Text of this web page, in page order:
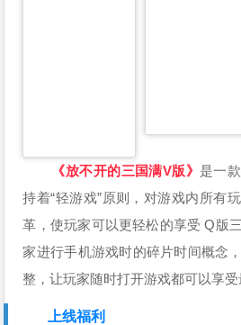
《放不开的三国满V版》 是一
持着“轻游戏”原则，对游戏内所有
革，使玩家可以更轻松的享受 Q版
家进行手机游戏时的碎片时间概念
整，让玩家随时打开游戏都可以享受
上线福利